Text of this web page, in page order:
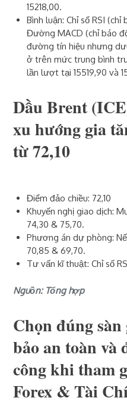
15218,00.
Bình luận: Chỉ số RSI
Đường MACD (chỉ báo
đường tín hiệu nhưng
ở trên mức trung bình
lần lượt tại 15519,90 và
Dầu Brent
xu hướng gia
từ 72,10
Điểm đảo chiều: 72,10
Khuyến nghị giao dịch:
74,30 & 75,70.
Phương án dự phòng:
70,85 & 69,70.
Tư vấn kĩ thuật: Chỉ số
Nguồn: Tổng hợp
Chọn đúng
bảo an toàn và
công khi tham
Forex & Tài